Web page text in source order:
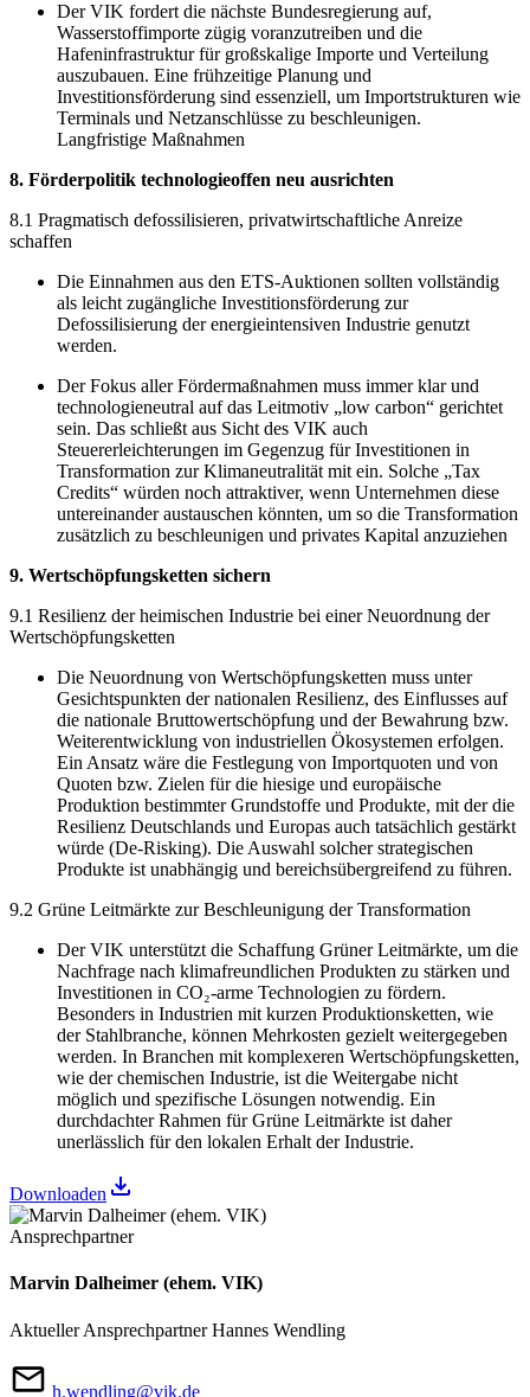
Der VIK fordert die nächste Bundesregierung auf,
Wasserstoffimporte zügig voranzutreiben und die
Hafeninfrastruktur für großskalige Importe und Verteilung
auszubauen. Eine frühzeitige Planung und
Investitionsförderung sind essenziell, um Importstrukturen wie
Terminals und Netzanschlüsse zu beschleunigen.
Langfristige Maßnahmen
8. Förderpolitik technologieoffen neu ausrichten
8.1 Pragmatisch defossilisieren, privatwirtschaftliche Anreize
schaffen
Die Einnahmen aus den ETS-Auktionen sollten vollständig
als leicht zugängliche Investitionsförderung zur
Defossilisierung der energieintensiven Industrie genutzt
werden.
Der Fokus aller Fördermaßnahmen muss immer klar und
technologieneutral auf das Leitmotiv „low carbon“ gerichtet
sein. Das schließt aus Sicht des VIK auch
Steuererleichterungen im Gegenzug für Investitionen in
Transformation zur Klimaneutralität mit ein. Solche „Tax
Credits“ würden noch attraktiver, wenn Unternehmen diese
untereinander austauschen könnten, um so die Transformation
zusätzlich zu beschleunigen und privates Kapital anzuziehen
9. Wertschöpfungsketten sichern
9.1 Resilienz der heimischen Industrie bei einer Neuordnung der
Wertschöpfungsketten
Die Neuordnung von Wertschöpfungsketten muss unter
Gesichtspunkten der nationalen Resilienz, des Einflusses auf
die nationale Bruttowertschöpfung und der Bewahrung bzw.
Weiterentwicklung von industriellen Ökosystemen erfolgen.
Ein Ansatz wäre die Festlegung von Importquoten und von
Quoten bzw. Zielen für die hiesige und europäische
Produktion bestimmter Grundstoffe und Produkte, mit der die
Resilienz Deutschlands und Europas auch tatsächlich gestärkt
würde (De-Risking). Die Auswahl solcher strategischen
Produkte ist unabhängig und bereichsübergreifend zu führen.
9.2 Grüne Leitmärkte zur Beschleunigung der Transformation
Der VIK unterstützt die Schaffung Grüner Leitmärkte, um die
Nachfrage nach klimafreundlichen Produkten zu stärken und
Investitionen in CO₂-arme Technologien zu fördern.
Besonders in Industrien mit kurzen Produktionsketten, wie
der Stahlbranche, können Mehrkosten gezielt weitergegeben
werden. In Branchen mit komplexeren Wertschöpfungsketten,
wie der chemischen Industrie, ist die Weitergabe nicht
möglich und spezifische Lösungen notwendig. Ein
durchdachter Rahmen für Grüne Leitmärkte ist daher
unerlässlich für den lokalen Erhalt der Industrie.
Downloaden
Ansprechpartner
Marvin Dalheimer (ehem. VIK)
Aktueller Ansprechpartner Hannes Wendling
h.wendling@vik.de